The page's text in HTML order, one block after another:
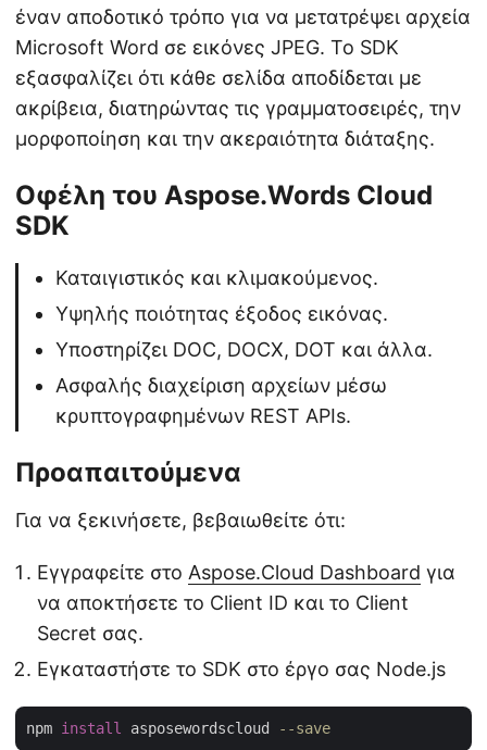
έναν αποδοτικό τρόπο για να μετατρέψει αρχεία
Microsoft Word σε εικόνες JPEG. Το SDK
εξασφαλίζει ότι κάθε σελίδα αποδίδεται με
ακρίβεια, διατηρώντας τις γραμματοσειρές, την
μορφοποίηση και την ακεραιότητα διάταξης.
Οφέλη του Aspose.Words Cloud
SDK
Καταιγιστικός και κλιμακούμενος.
Υψηλής ποιότητας έξοδος εικόνας.
Υποστηρίζει DOC, DOCX, DOT και άλλα.
Ασφαλής διαχείριση αρχείων μέσω
κρυπτογραφημένων REST APIs.
Προαπαιτούμενα
Για να ξεκινήσετε, βεβαιωθείτε ότι:
Εγγραφείτε στο Aspose.Cloud Dashboard για
να αποκτήσετε το Client ID και το Client
Secret σας.
Εγκαταστήστε το SDK στο έργο σας Node.js
npm install asposewordscloud --save